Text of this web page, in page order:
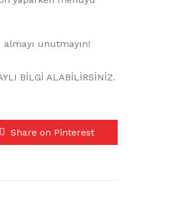
unutmayın!
BİLGİ ALABİLİRSİNİZ.
Share on Pinterest